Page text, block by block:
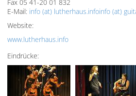
Fax 05 41-20 01 832
E-Mail: info (at) lutherhaus.infoinfo (at)
Website:
www.lutherhaus.info
Eindrücke: